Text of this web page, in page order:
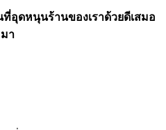
ดหนุนร้านของเราด้วยดีเสมอ
มา